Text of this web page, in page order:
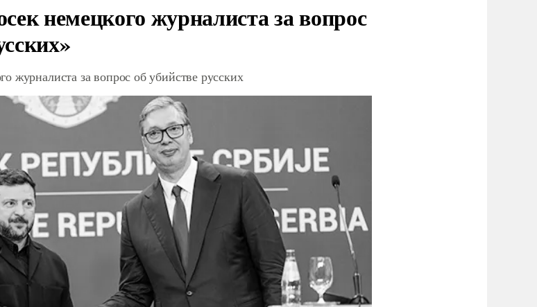
немецкого журналиста за вопрос
журналиста за вопрос об убийстве русских